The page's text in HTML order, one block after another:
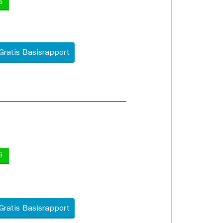
Basisrapport
Basisrapport